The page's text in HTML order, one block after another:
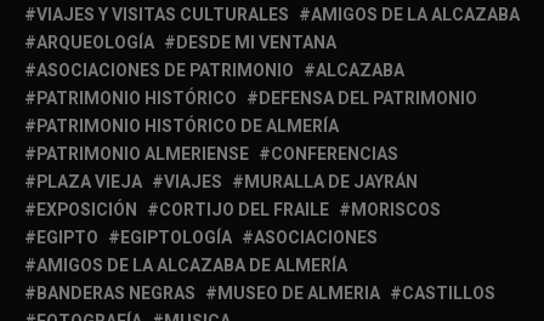
VIAJES Y VISITAS CULTURALES
AMIGOS DE LA ALCAZABA
ARQUEOLOGÍA
DESDE MI VENTANA
ASOCIACIONES DE PATRIMONIO
ALCAZABA
PATRIMONIO HISTÓRICO
DEFENSA DEL PATRIMONIO
PATRIMONIO HISTÓRICO DE ALMERÍA
PATRIMONIO ALMERIENSE
CONFERENCIAS
PLAZA VIEJA
VIAJES
MURALLA DE JAYRÁN
EXPOSICIÓN
CORTIJO DEL FRAILE
MORISCOS
EGIPTO
EGIPTOLOGÍA
ASOCIACIONES
AMIGOS DE LA ALCAZABA DE ALMERÍA
BANDERAS NEGRAS
MUSEO DE ALMERIA
CASTILLOS